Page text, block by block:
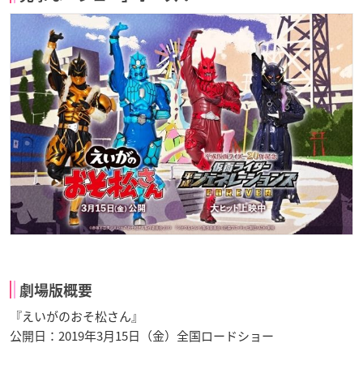
劇場版概要
『えいがのおそ松さん』
公開日：2019年3月15日（金）全国ロードショー